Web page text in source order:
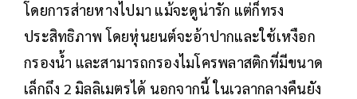
โดยการส่ายหางไปมา แม้จะดูน่ารัก แต่ก็ทรง
ประสิทธิภาพ โดยหุ่นยนต์จะอ้าปากและใช้เหงือก
กรองน้ำ และสามารถกรองไมโครพลาสติกที่มีขนาด
เล็กถึง 2 มิลลิเมตรได้ นอกจากนี้ ในเวลากลางคืนยัง